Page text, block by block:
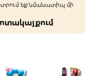
եք նմանատիպ մի